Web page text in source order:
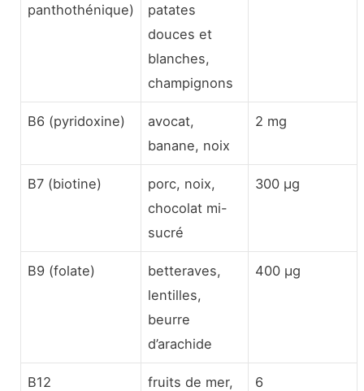
panthothénique)
patates
douces et
blanches,
champignons
B6 (pyridoxine)
avocat,
banane, noix
2 mg
B7 (biotine)
porc, noix,
chocolat mi-
sucré
300 µg
B9 (folate)
betteraves,
lentilles,
beurre
d’arachide
400 µg
B12
fruits de mer,
6